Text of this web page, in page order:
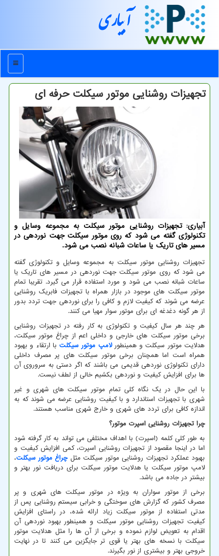
آبیاری
منو
تجهیزات روشنایی موتور سیكلت حرفه ای
آبیاری: تجهیزات روشنایی موتور سیكلت به مجموعه وسایل و
تكنولوژی گفته می شود كه روی موتور سیكلت جهت نوردهی در
مسیر های تاریك یا ساعات شبانه نصب می شود.
تجهیزات روشنایی موتور سیکلت به مجموعه وسایل و تکنولوژی گفته
می شود که روی موتور سیکلت جهت نوردهی در مسیر های تاریک یا
ساعات شبانه نصب می شود و مورد استفاده قرار می گیرد. تقریبا تمام
موتور سیکلت های موجود در بازار همراه با تجهیزات فابریک روشنایی
عرضه می شوند که کیفیت لازم و کافی را برای نوردهی جهت تردد بدور
از هر گونه دغدغه ای برای موتور سوار مهیا می کنند.
هر چند هر سال کیفیت و تکنولوژی به کار رفته در تجهیزات روشنایی
برخی موتور سیکلت های خارجی و داخلی اعم از چراغ موتور سیکلت،
هدلایت موتور سیکلت و همینطورلامپ موتور سیکلتبا ارتقاء و بهبود
همراه است اما همچنان برخی موتور سیکلت های پر مصرف داخلی
دارای تکنولوژی نوردهی قدیمی می باشند که اگر دستی به سروروی آن
ها برای افزایش کیفیت و نوردهی بکشیم خالی از لطف نیست.
با این حال در یک نگاه کلی تمام موتور سیکلت های شهری و غیر
شهری با تجهیزات استاندارد و با کیفیت روشنایی عرضه می شوند که به
اندازه کافی برای تردد های شهری و خارج شهری مناسب هستند.
چرا تجهیزات روشنایی اسپرت موتور؟
به طور کلی کلمه (اسپرت) با اهداف مختلفی می تواند به کار گرفته شود
اما در اینجا مقصود از تجهیزات روشنایی اسپرت، کمی افزایش کیفیت و
بهبود عملکرد تجهیزات روشنایی موتور سیکلت مثلچراغ موتور سیکلت،
لامپ موتور سیکلت یا هدلایت موتور سیکلت برای دریافت نور بهتر و
بیشتر در جاده می باشد.
برخی از موتور سواران به ویژه در موتور سیکلت های شهری و پر
مصرف کشور که گزارش های سوختگی و خرابی سیستم روشنایی پس از
مدتی استفاده از موتور سیکلت زیاد ارائه شده، در راستای افزایش
کیفیت تجهیزات روشنایی موتور سیکلت و همینطور بهبود نوردهی آن
اقدام به تعویض لوازم نموده و برخی از آن ها را مثل هدلایت موتور
سیکلت با نسخه های بهتر یا قوی تر جایگزین می کنند تا در نهایت
خروجی بهتر و بیشتری از نور بگیرند.